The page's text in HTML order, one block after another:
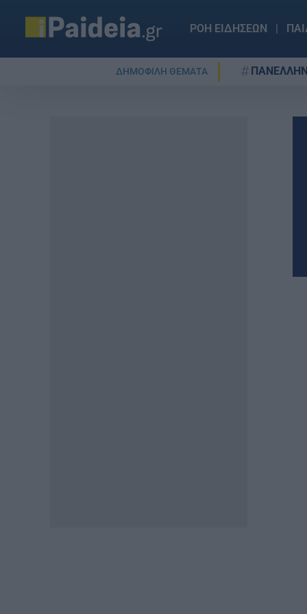
ΡΟΗ ΕΙΔΗΣΕΩΝ
ΔΗΜΟΦΙΛΗ ΘΕΜΑΤΑ